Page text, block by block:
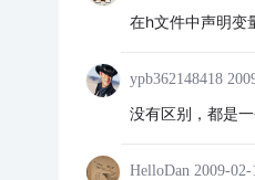
在h文件中声明变
ypb362148418
没有区别，都是
HelloDan 2009-02-